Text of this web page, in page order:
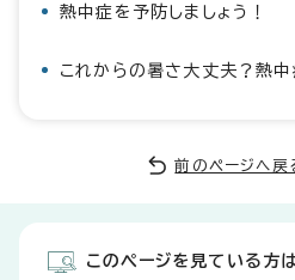
熱中症を予防しましょう！
これからの暑さ大丈夫？熱中
前のページへ戻
このページを見ている方